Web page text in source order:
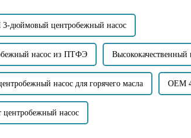
3-дюймовый центробежный насос
насос из ПТФЭ
насос для горячего масла OEM
центробежный насос